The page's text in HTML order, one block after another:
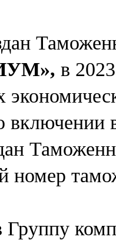
в
номер